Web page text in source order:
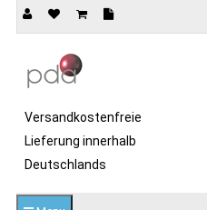
Versandkostenfreie
Lieferung innerhalb
Deutschlands